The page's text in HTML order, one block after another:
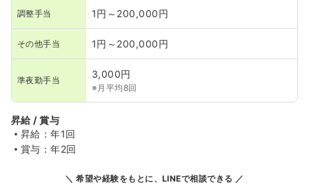
調整手当 1円～200,000円
その他手当 1円～200,000円
準夜勤手当
3,000円
※月平均8回
昇給 / 賞与
昇給：年1回
賞与：年2回
希望や経験をもとに、LINEで相談できる